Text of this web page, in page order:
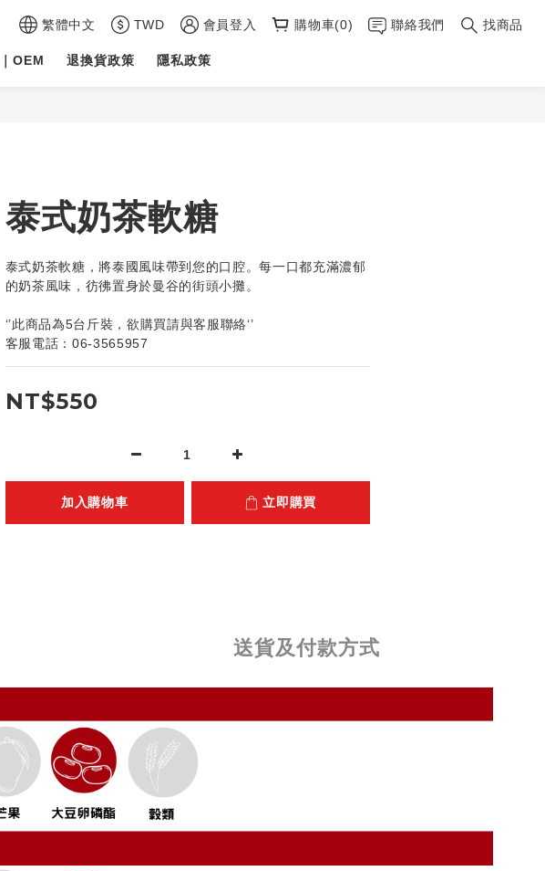
繁體中文 TWD 會員登入 購物車(0) 聯絡我們 找商品
OEM 退換貨政策 隱私政策
泰式奶茶軟糖
泰式奶茶軟糖，將泰國風味帶到您的口腔。每一口都充滿濃郁
的奶茶風味，彷彿置身於曼谷的街頭小攤。
‘’此商品為5台斤裝，欲購買請與客服聯絡‘’
客服電話：06-3565957
NT$550
加入購物車 立即購買
送貨及付款方式